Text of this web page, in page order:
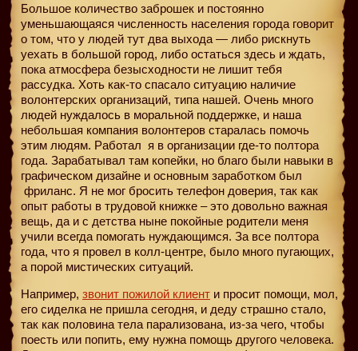
Большое количество заброшек и постоянно
уменьшающаяся численность населения города говорит
о том, что у людей тут два выхода — либо рискнуть
уехать в большой город, либо остаться здесь и ждать,
пока атмосфера безысходности не лишит тебя
рассудка. Хоть как-то спасало ситуацию наличие
волонтерских организаций, типа нашей. Очень много
людей нуждалось в моральной поддержке, и наша
небольшая компания волонтеров старалась помочь
этим людям. Работал я в организации где-то полтора
года. Зарабатывал там копейки, но благо были навыки в
графическом дизайне и основным заработком был
фриланс. Я не мог бросить телефон доверия, так как
опыт работы в трудовой книжке – это довольно важная
вещь, да и с детства ныне покойные родители меня
учили всегда помогать нуждающимся. За все полтора
года, что я провел в колл-центре, было много пугающих,
а порой мистических ситуаций.
Например, звонит пожилой клиент и просит помощи, мол,
его сиделка не пришла сегодня, и деду страшно стало,
так как половина тела парализована, из-за чего, чтобы
поесть или попить, ему нужна помощь другого человека.